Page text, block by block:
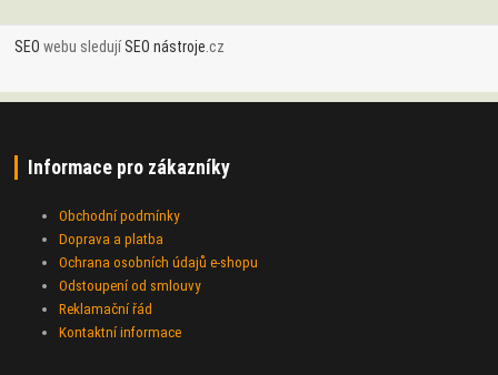
SEO webu sledujíSEO nástroje.cz
Informace pro zákazníky
Obchodní podmínky
Doprava a platba
Ochrana osobních údajů e-shopu
Odstoupení od smlouvy
Reklamační řád
Kontaktní informace